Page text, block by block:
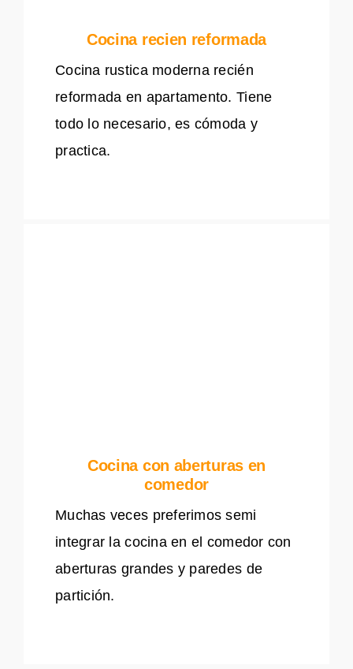
Cocina recien reformada
Cocina rustica moderna recién
reformada en apartamento. Tiene
todo lo necesario, es cómoda y
practica.
Cocina con aberturas en
comedor
Muchas veces preferimos semi
integrar la cocina en el comedor con
aberturas grandes y paredes de
partición.